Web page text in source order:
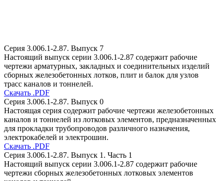
Серия 3.006.1-2.87. Выпуск 7
Настоящий выпуск серии 3.006.1-2.87 содержит рабочие
чертежи арматурных, закладных и соединительных изделий
сборных железобетонных лотков, плит и балок для узлов
трасс каналов и тоннелей.
Скачать .PDF
Серия 3.006.1-2.87. Выпуск 0
Настоящая серия содержит рабочие чертежи железобетонных
каналов и тоннелей из лотковых элементов, предназначенных
для прокладки трубопроводов различного назначения,
электрокабелей и электрошин.
Скачать .PDF
Серия 3.006.1-2.87. Выпуск 1. Часть 1
Настоящий выпуск серии 3.006.1-2.87 содержит рабочие
чертежи сборных железобетонных лотковых элементов